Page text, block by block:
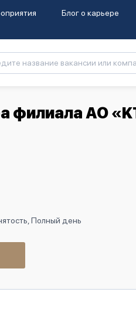
Блог о карьере
филиала АО
Полный день